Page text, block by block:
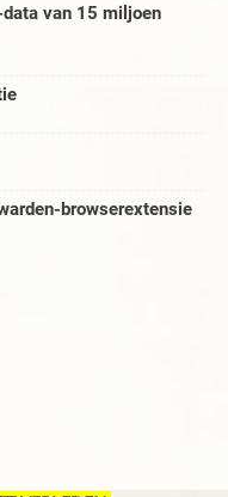
van 15 miljoen
browserextensie